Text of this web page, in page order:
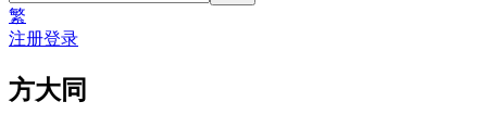
繁
注册登录
方大同